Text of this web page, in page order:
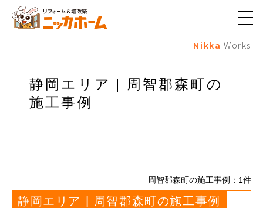
メ
ュ
Nikka Works
静岡エリア | 周智郡森町の
施工事例
周智郡森町の施工事例： 1件
静岡エリア | 周智郡森町の施工事例